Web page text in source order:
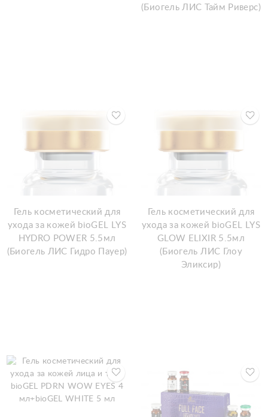
(Биогель ЛИС Тайм Риверс)
Гель косметический для
ухода за кожей bioGEL LYS
HYDRO POWER 5.5мл
(Биогель ЛИС Гидро Пауер)
Гель косметический для
ухода за кожей bioGEL LYS
GLOW ELIXIR 5.5мл
(Биогель ЛИС Глоу
Эликсир)